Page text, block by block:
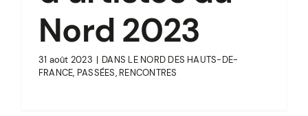
Nord 2023
31 août 2023 | DANS LE NORD DES HAUTS-DE-
FRANCE, PASSÉES, RENCONTRES